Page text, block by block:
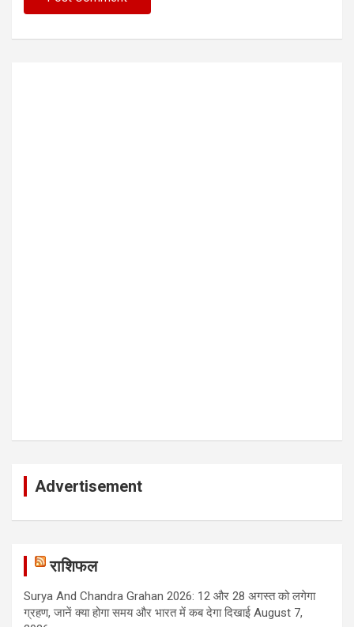
Advertisement
राशिफल
Surya And Chandra Grahan 2026: 12 और 28 अगस्त को लगेगा
ग्रहण, जानें क्या होगा समय और भारत में कब देगा दिखाई August 7,